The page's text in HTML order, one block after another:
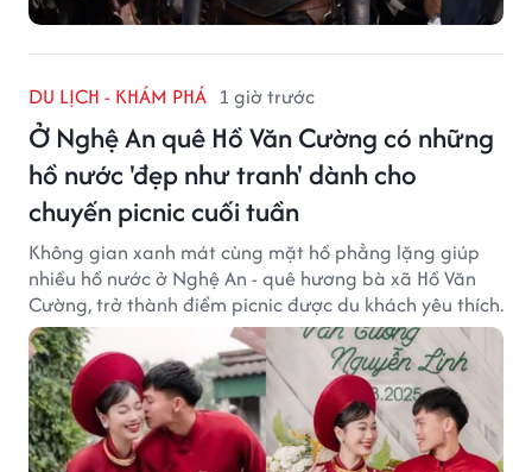
DU LỊCH - KHÁM PHÁ 1 giờ trước
Ở Nghệ An quê Hồ Văn Cường có những
hồ nước 'đẹp như tranh' dành cho
chuyến picnic cuối tuần
Không gian xanh mát cùng mặt hồ phẳng lặng giúp
nhiều hồ nước ở Nghệ An - quê hương bà xã Hồ Văn
Cường, trở thành điểm picnic được du khách yêu thích.